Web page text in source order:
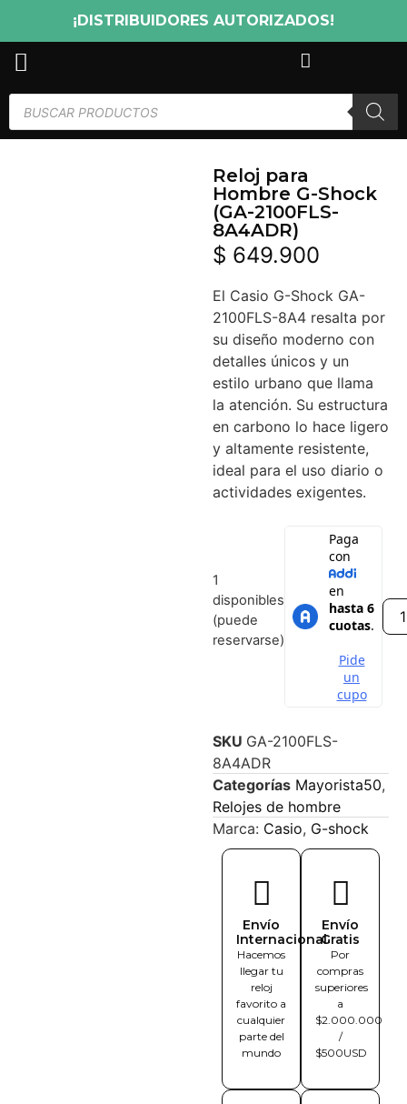
¡DISTRIBUIDORES AUTORIZADOS!
Reloj para
Hombre G-Shock
(GA-2100FLS-
8A4ADR)
$ 649.900
El Casio G-Shock GA-
2100FLS-8A4 resalta por
su diseño moderno con
detalles únicos y un
estilo urbano que llama
la atención. Su estructura
en carbono lo hace ligero
y altamente resistente,
ideal para el uso diario o
actividades exigentes.
1
disponibles
(puede
reservarse)
SKU GA-2100FLS-
8A4ADR
Categorías Mayorista50,
Relojes de hombre
Marca: Casio, G-shock
Envío
Internacional
Hacemos
llegar tu
reloj
favorito a
cualquier
parte del
mundo
Envío
Gratis
Por
compras
superiores
a
$2.000.000
/
$500USD